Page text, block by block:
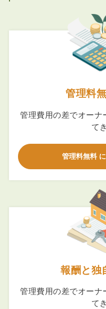
管理料
管理費用の差でオーナ
て
管理料無料
報酬と独
管理費用の差でオーナ
て